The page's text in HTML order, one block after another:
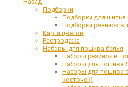
Назад
Подборки
Подборки для шитья
Подборки резинок в
Карта цветов
Распродажа
Наборы для пошива белья
Наборы резинок в
Наборы для пошива
Наборы для пошива
косточек)